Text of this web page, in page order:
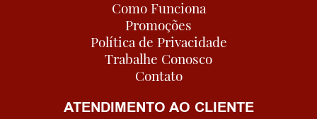
Como Funciona
Promoções
Política de Privacidade
Trabalhe Conosco
Contato
ATENDIMENTO AO CLIENTE